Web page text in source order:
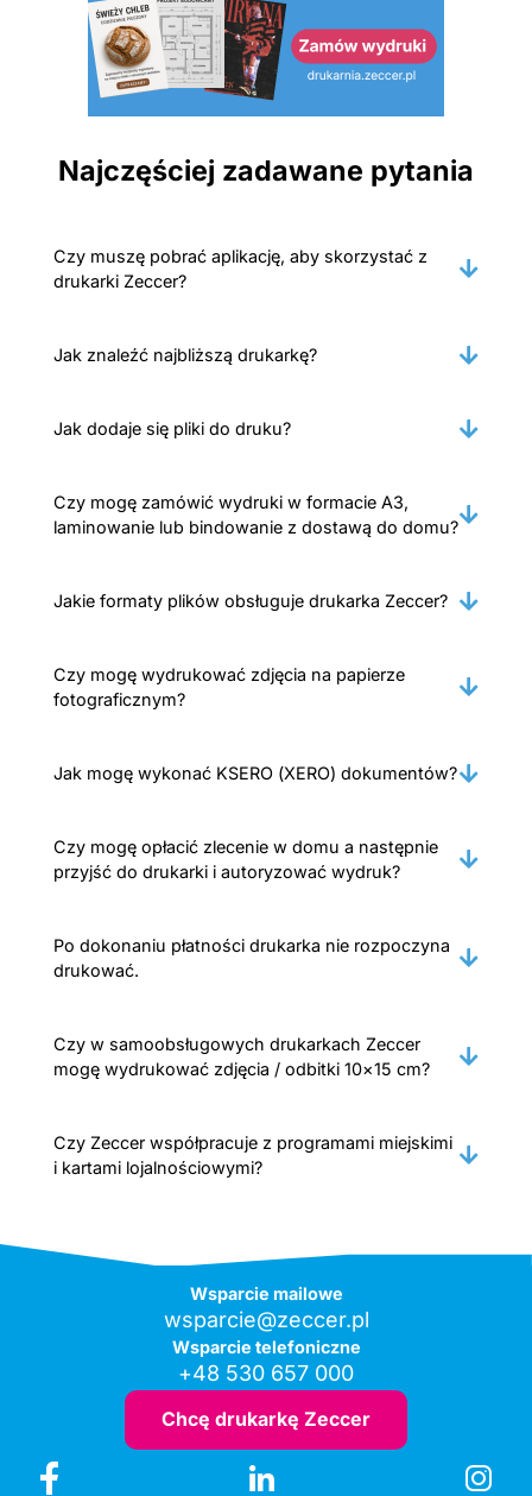
Najczęściej zadawane pytania
Czy muszę pobrać aplikację, aby skorzystać z
drukarki Zeccer?
Jak znaleźć najbliższą drukarkę?
Jak dodaje się pliki do druku?
Czy mogę zamówić wydruki w formacie A3,
laminowanie lub bindowanie z dostawą do domu?
Jakie formaty plików obsługuje drukarka Zeccer?
Czy mogę wydrukować zdjęcia na papierze
fotograficznym?
Jak mogę wykonać KSERO (XERO) dokumentów?
Czy mogę opłacić zlecenie w domu a następnie
przyjść do drukarki i autoryzować wydruk?
Po dokonaniu płatności drukarka nie rozpoczyna
drukować.
Czy w samoobsługowych drukarkach Zeccer
mogę wydrukować zdjęcia / odbitki 10×15 cm?
Czy Zeccer współpracuje z programami miejskimi
i kartami lojalnościowymi?
Wsparcie mailowe
wsparcie@zeccer.pl
Wsparcie telefoniczne
+48 530 657 000
Chcę drukarkę Zeccer